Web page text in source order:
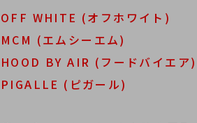
OFF WHITE (オフホワイト)
MCM (エムシーエム)
HOOD BY AIR (フードバイエア)
PIGALLE (ピガール)